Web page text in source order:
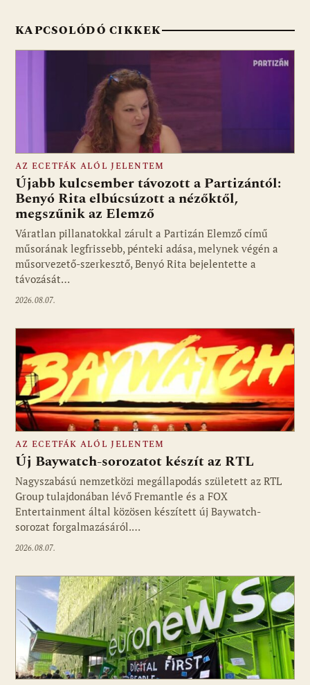
KAPCSOLÓDÓ CIKKEK
Fotó: media1.hu
AZ ECETFÁK ALÓL JELENTEM
Újabb kulcsember távozott a Partizántól:
Benyó Rita elbúcsúzott a nézőktől,
megszűnik az Elemző
Váratlan pillanatokkal zárult a Partizán Elemző című
műsorának legfrissebb, pénteki adása, melynek végén a
műsorvezető-szerkesztő, Benyó Rita bejelentette a
távozását…
2026.08.07.
Fotó: media1.hu
AZ ECETFÁK ALÓL JELENTEM
Új Baywatch-sorozatot készít az RTL
Nagyszabású nemzetközi megállapodás született az RTL
Group tulajdonában lévő Fremantle és a FOX
Entertainment által közösen készített új Baywatch-
sorozat forgalmazásáról.…
2026.08.07.